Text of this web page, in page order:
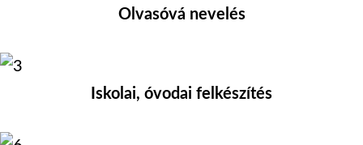
Olvasóvá nevelés
Iskolai, óvodai felkészítés